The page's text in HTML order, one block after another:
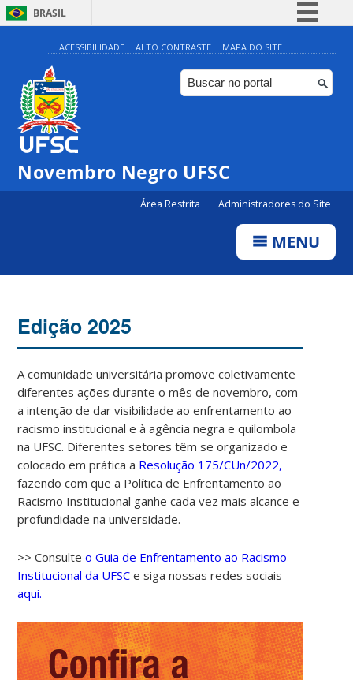
BRASIL
Simplifique!
Comunica BR
Participe
ACESSIBILIDADE ALTO CONTRASTE MAPA DO SITE
Novembro Negro UFSC
Área Restrita Administradores do Site
MENU
Edição 2025
A comunidade universitária promove coletivamente
diferentes ações durante o mês de novembro, com
a intenção de dar visibilidade ao enfrentamento ao
racismo institucional e à agência negra e quilombola
na UFSC. Diferentes setores têm se organizado e
colocado em prática a Resolução 175/CUn/2022,
fazendo com que a Política de Enfrentamento ao
Racismo Institucional ganhe cada vez mais alcance e
profundidade na universidade.
>> Consulteo Guia de Enfrentamento ao Racismo
Institucional da UFSC e siga nossas redes sociais
aqui.